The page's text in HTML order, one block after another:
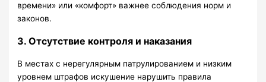
времени» или «комфорт» важнее соблюдения норм и
законов.
3. Отсутствие контроля и наказания
В местах с нерегулярным патрулированием и низким
уровнем штрафов искушение нарушить правила